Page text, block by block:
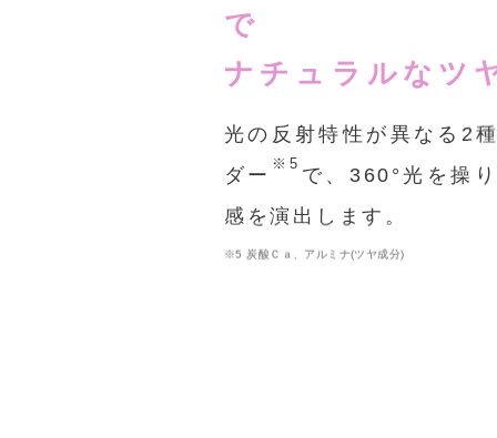
で
ナチュラルなツ
光の反射特性が異なる2
ダー ※5 で、360°光を操
感を演出します。
※5 炭酸Ｃａ、アルミナ(ツヤ成分)